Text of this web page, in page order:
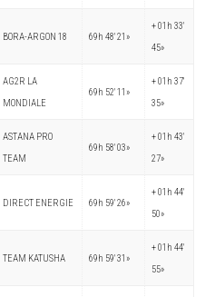
BORA-ARGON 18 69h 48′ 21»
+ 01h 33′
45»
AG2R LA
MONDIALE
69h 52′ 11»
+ 01h 37′
35»
ASTANA PRO
TEAM
69h 58′ 03»
+ 01h 43′
27»
DIRECT ENERGIE 69h 59′ 26»
+ 01h 44′
50»
TEAM KATUSHA 69h 59′ 31»
+ 01h 44′
55»